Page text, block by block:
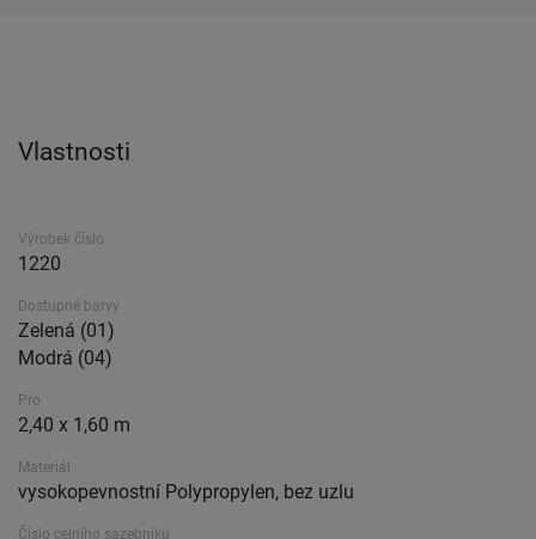
Vlastnosti
Výrobek číslo
1220
Dostupné barvy
Zelená (01)
Modrá (04)
Pro
2,40 x 1,60 m
Materiál
vysokopevnostní Polypropylen, bez uzlu
Číslo celního sazebníku